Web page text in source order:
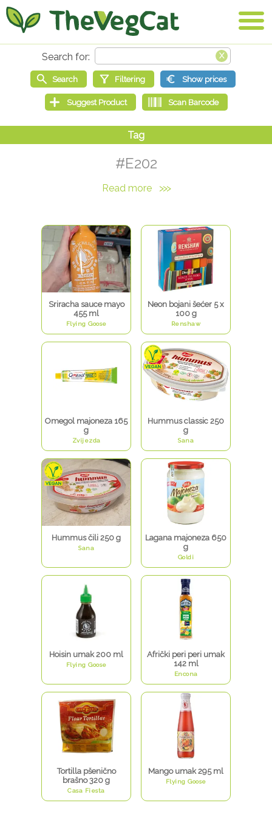
#E202
Read more >>>
Sriracha sauce mayo
455 ml
Flying Goose
Neon bojani šećer 5 x
100 g
Renshaw
Omegol majoneza 165
g
Zvijezda
Hummus classic 250
g
Sana
Hummus čili 250 g
Sana
Lagana majoneza 650
g
Goldi
Hoisin umak 200 ml
Flying Goose
Afrički peri peri umak
142 ml
Encona
Tortilla pšenično
brašno 320 g
Casa Fiesta
Mango umak 295 ml
Flying Goose